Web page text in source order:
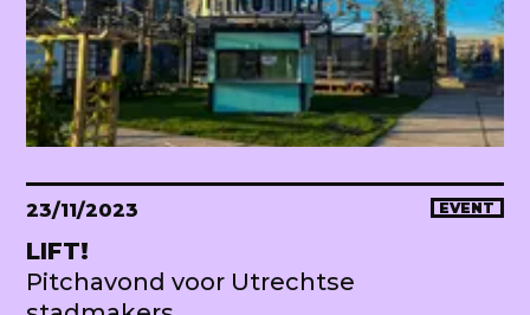
23/11/2023 EVENT
LIFT!
Pitchavond voor Utrechtse